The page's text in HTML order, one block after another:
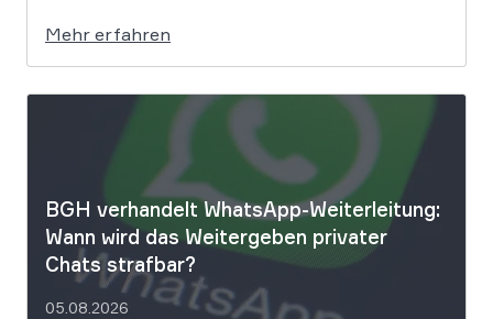
für Betroffene hat, ist derzeit noch nicht
vollständig absehbar. Der Mobilitätsanbieter
Ryde hat seine Kunden über einen
Sicherheitsvorfall informiert. Nach Angaben
Mehr erfahren
BGH verhandelt WhatsApp-Weiterleitung:
Wann wird das Weitergeben privater
Chats strafbar?
05.08.2026